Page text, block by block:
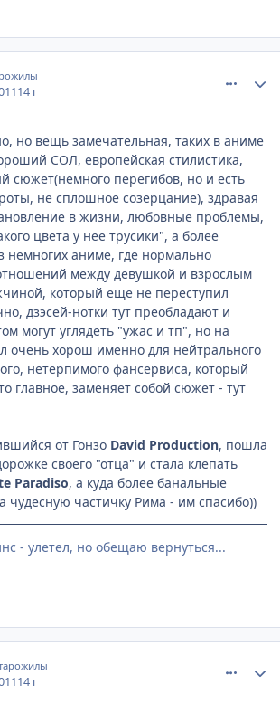
14 г
но вещь замечательная, таких в аниме
СОЛ, европейская стилистика,
сюжет(немного перегибов, но и есть
не сплошное созерцание), здравая
в жизни, любовные проблемы,
цвета у нее трусики", а более
немногих аниме, где нормально
между девушкой и взрослым
который еще не переступил
дзэсей-нотки тут преобладают и
могут углядеть "ужас и тп", но на
очень хорош именно для нейтрального
нетерпимого фансервиса, который
главное, заменяет собой сюжет - тут
от Гонзо David Production, пошла
своего "отца" и стала клепать
Paradiso, а куда более банальные
чудесную частичку Рима - им спасибо))
- улетел, но обещаю вернуться...
14 г